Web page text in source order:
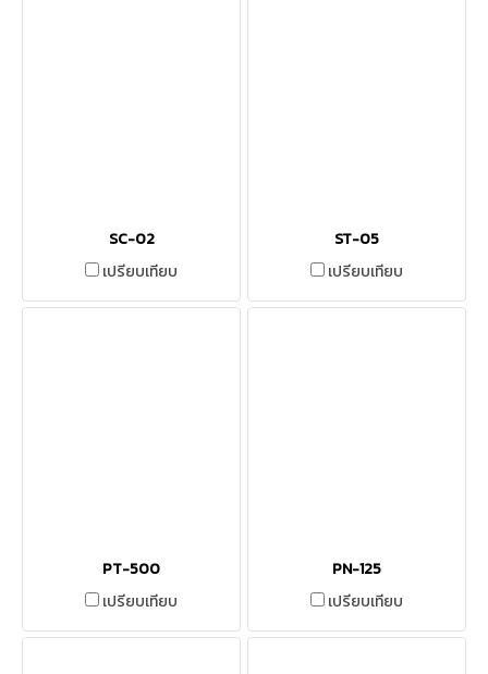
SC-02
เปรียบเทียบ
ST-05
เปรียบเทียบ
PT-500
เปรียบเทียบ
PN-125
เปรียบเทียบ